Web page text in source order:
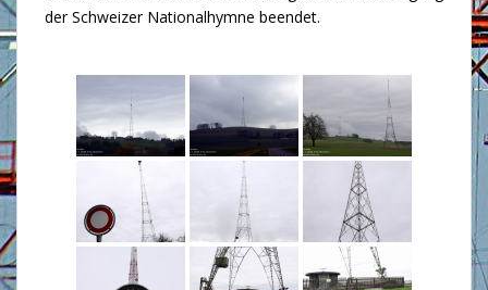
der Schweizer Nationalhymne beendet.